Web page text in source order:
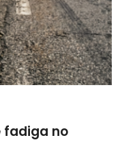
fadiga no